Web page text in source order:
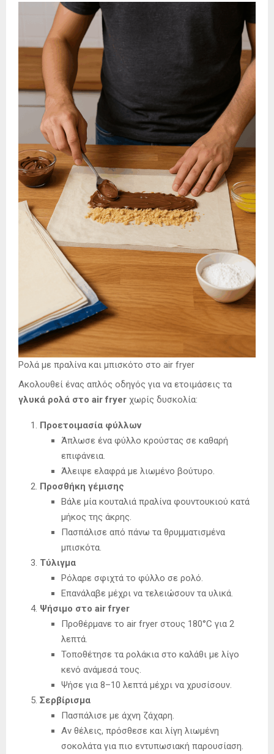
Ρολά με πραλίνα και μπισκότο στο air fryer
Ακολουθεί ένας απλός οδηγός για να ετοιμάσεις τα
γλυκά ρολά στο air fryer χωρίς δυσκολία:
Προετοιμασία φύλλων
Άπλωσε ένα φύλλο κρούστας σε καθαρή
επιφάνεια.
Άλειψε ελαφρά με λιωμένο βούτυρο.
Προσθήκη γέμισης
Βάλε μία κουταλιά πραλίνα φουντουκιού κατά
μήκος της άκρης.
Πασπάλισε από πάνω τα θρυμματισμένα
μπισκότα.
Τύλιγμα
Ρόλαρε σφιχτά το φύλλο σε ρολό.
Επανάλαβε μέχρι να τελειώσουν τα υλικά.
Ψήσιμο στο air fryer
Προθέρμανε το air fryer στους 180°C για 2
λεπτά.
Τοποθέτησε τα ρολάκια στο καλάθι με λίγο
κενό ανάμεσά τους.
Ψήσε για 8–10 λεπτά μέχρι να χρυσίσουν.
Σερβίρισμα
Πασπάλισε με άχνη ζάχαρη.
Αν θέλεις, πρόσθεσε και λίγη λιωμένη
σοκολάτα για πιο εντυπωσιακή παρουσίαση.